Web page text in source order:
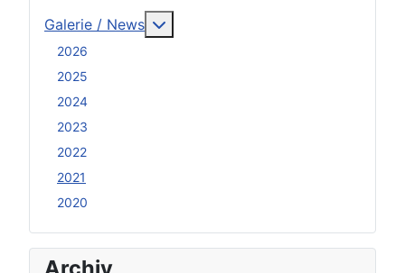
Galerie / News
2026
2025
2024
2023
2022
2021
2020